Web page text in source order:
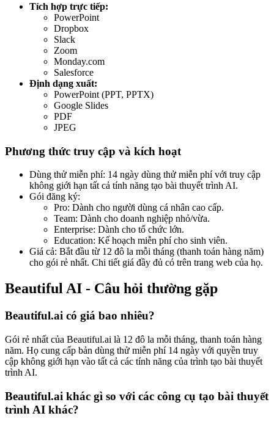
Tích hợp trực tiếp:
PowerPoint
Dropbox
Slack
Zoom
Monday.com
Salesforce
Định dạng xuất:
PowerPoint (PPT, PPTX)
Google Slides
PDF
JPEG
Phương thức truy cập và kích hoạt
Dùng thử miễn phí: 14 ngày dùng thử miễn phí với truy cập
không giới hạn tất cả tính năng tạo bài thuyết trình AI.
Gói đăng ký:
Pro: Dành cho người dùng cá nhân cao cấp.
Team: Dành cho doanh nghiệp nhỏ/vừa.
Enterprise: Dành cho tổ chức lớn.
Education: Kế hoạch miễn phí cho sinh viên.
Giá cả: Bắt đầu từ 12 đô la mỗi tháng (thanh toán hàng năm)
cho gói rẻ nhất. Chi tiết giá đầy đủ có trên trang web của họ.
Beautiful AI - Câu hỏi thường gặp
Beautiful.ai có giá bao nhiêu?
Gói rẻ nhất của Beautiful.ai là 12 đô la mỗi tháng, thanh toán hàng
năm. Họ cung cấp bản dùng thử miễn phí 14 ngày với quyền truy
cập không giới hạn vào tất cả các tính năng của trình tạo bài thuyết
trình AI.
Beautiful.ai khác gì so với các công cụ tạo bài thuyết
trình AI khác?